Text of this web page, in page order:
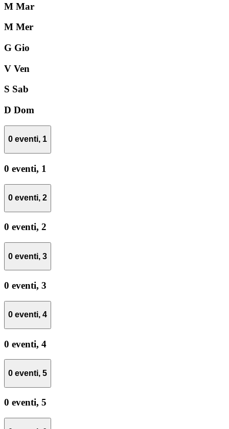
M Mar
M Mer
G Gio
V Ven
S Sab
D Dom
0 eventi, 1
0 eventi, 1
0 eventi, 2
0 eventi, 2
0 eventi, 3
0 eventi, 3
0 eventi, 4
0 eventi, 4
0 eventi, 5
0 eventi, 5